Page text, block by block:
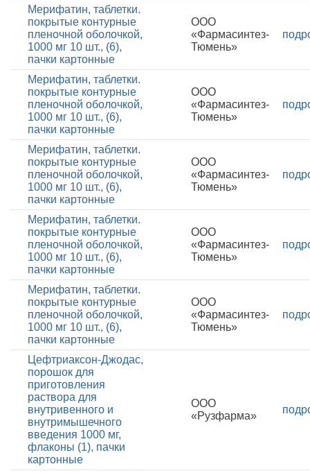
Мерифатин, таблетки.
покрытые контурные
пленочной оболочкой,
1000 мг 10 шт., (6),
пачки картонные
ООО
«Фармасинтез-
Тюмень»
Мерифатин, таблетки.
покрытые контурные
пленочной оболочкой,
1000 мг 10 шт., (6),
пачки картонные
ООО
«Фармасинтез-
Тюмень»
Мерифатин, таблетки.
покрытые контурные
пленочной оболочкой,
1000 мг 10 шт., (6),
пачки картонные
ООО
«Фармасинтез-
Тюмень»
Мерифатин, таблетки.
покрытые контурные
пленочной оболочкой,
1000 мг 10 шт., (6),
пачки картонные
ООО
«Фармасинтез-
Тюмень»
Мерифатин, таблетки.
покрытые контурные
пленочной оболочкой,
1000 мг 10 шт., (6),
пачки картонные
ООО
«Фармасинтез-
Тюмень»
Цефтриаксон-Джодас,
порошок для
приготовления
раствора для
внутривенного и
внутримышечного
введения 1000 мг,
флаконы (1), пачки
картонные
ООО
«Рузфарма»